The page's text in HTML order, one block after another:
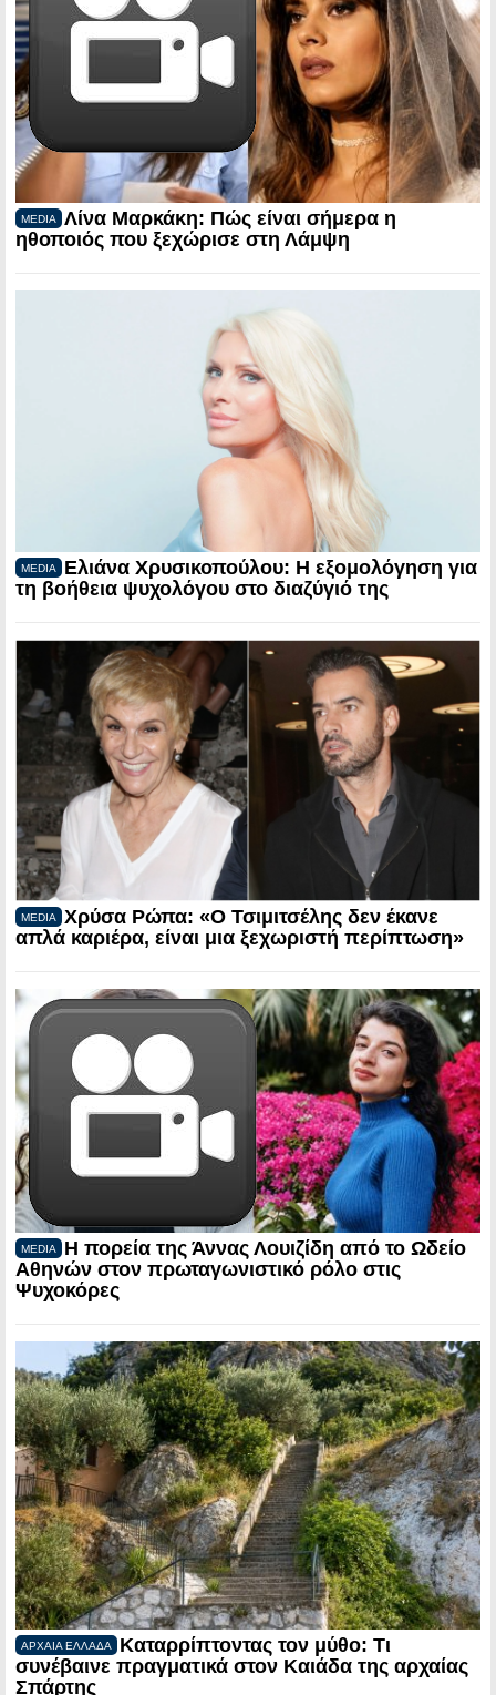
MEDIA
Λίνα Μαρκάκη: Πώς είναι σήμερα η
ηθοποιός που ξεχώρισε στη Λάμψη
MEDIA
Ελιάνα Χρυσικοπούλου: Η εξομολόγηση για
τη βοήθεια ψυχολόγου στο διαζύγιό της
MEDIA
Χρύσα Ρώπα: «Ο Τσιμιτσέλης δεν έκανε
απλά καριέρα, είναι μια ξεχωριστή περίπτωση»
MEDIA
Η πορεία της Άννας Λουιζίδη από το Ωδείο
Αθηνών στον πρωταγωνιστικό ρόλο στις
Ψυχοκόρες
ΑΡΧΑΙΑ ΕΛΛΑΔΑ
Καταρρίπτοντας τον μύθο: Τι
συνέβαινε πραγματικά στον Καιάδα της αρχαίας
Σπάρτης